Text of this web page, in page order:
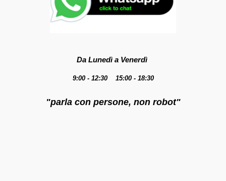
Da Lunedì a Venerdì
9:00 - 12:30 15:00 - 18:30
"parla con persone, non robot"